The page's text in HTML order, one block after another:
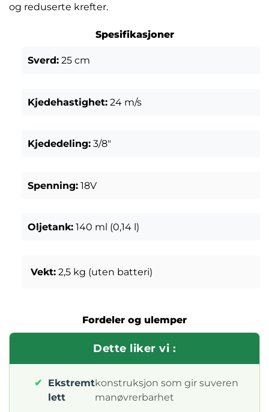
og reduserte krefter.
Spesifikasjoner
Sverd:25 cm
Kjedehastighet:24 m/s
Kjededeling:3/8″
Spenning:18V
Oljetank:140 ml (0,14 l)
Vekt:2,5 kg (uten batteri)
Fordeler og ulemper
Dette liker vi :
✔
Ekstremt
lett
konstruksjon som gir suveren
manøvrerbarhet